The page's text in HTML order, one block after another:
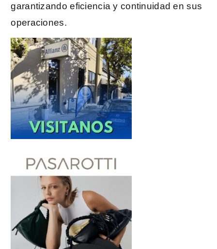
garantizando eficiencia y continuidad en sus
operaciones.